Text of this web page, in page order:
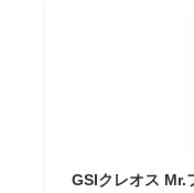
GSIクレオス Mr.